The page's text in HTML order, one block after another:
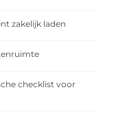
zakelijk laden
checklist voor